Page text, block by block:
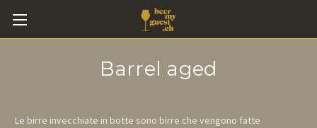
Barrel aged
Le birre invecchiate in botte sono birre che vengono fatte